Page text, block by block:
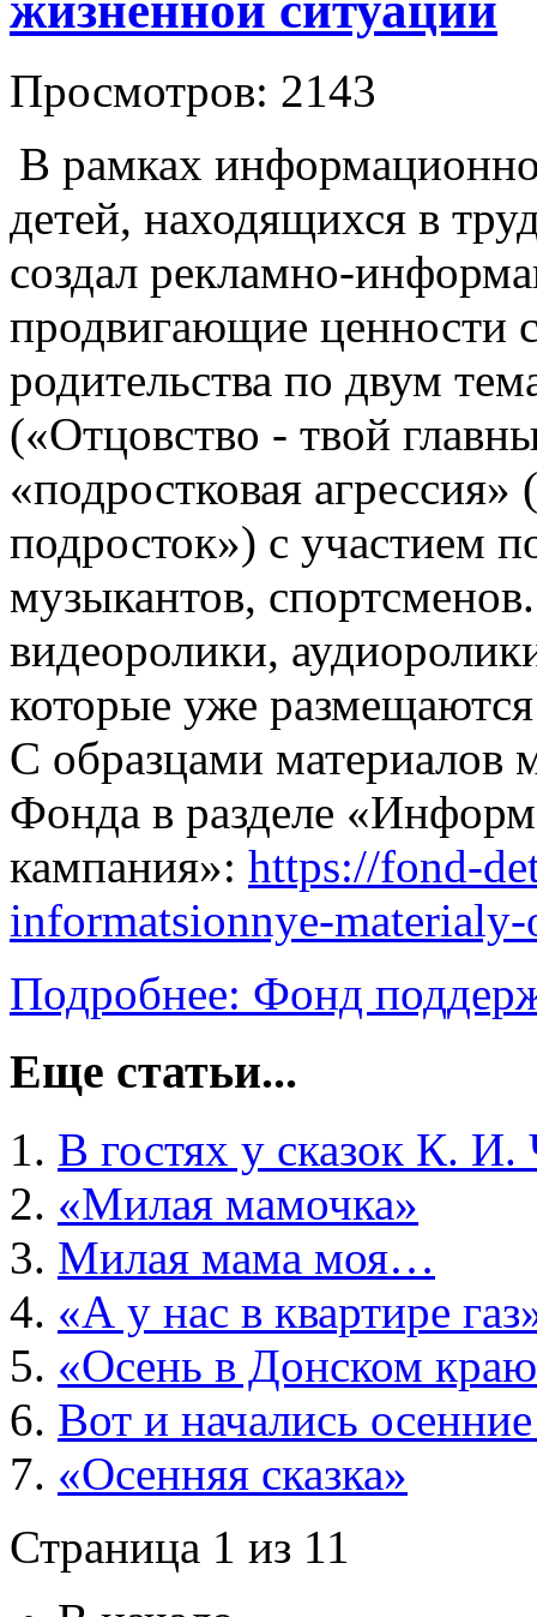
Просмотров: 2143
В рамках
детей, находящихся в
создал рекламно-
продвигающие ценности
родительства по двум
(«Отцовство - твой
«подростковая
подросток») с участием
музыкантов,
видеоролики,
которые уже
С образцами материалов
Фонда в разделе
кампания»: https://fond-
informatsionnye-
Подробнее: Фонд
Еще статьи...
В гостях у сказок К. И.
«Милая мамочка»
Милая мама моя…
«А у нас в квартире
«Осень в Донском
Вот и начались
«Осенняя сказка»
Страница 1 из 11